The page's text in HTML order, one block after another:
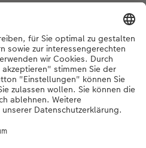
Bestellung können Sie uns gerne von
20:00 Uhr und Sonntag von 10:00 –
ausgenommen) unter der
499 01 21kontaktieren.
|FR|IT